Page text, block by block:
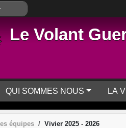
Le Volant
QUI SOMMES NOUS LA
équipes Vivier 2025 - 2026
des cookies